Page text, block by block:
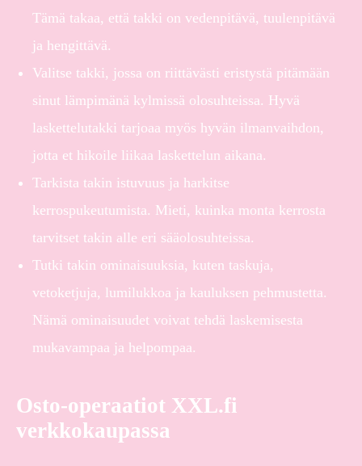
Tämä takaa, että takki on vedenpitävä, tuulenpitävä
ja hengittävä.
Valitse takki, jossa on riittävästi eristystä pitämään
sinut lämpimänä kylmissä olosuhteissa. Hyvä
laskettelutakki tarjoaa myös hyvän ilmanvaihdon,
jotta et hikoile liikaa laskettelun aikana.
Tarkista takin istuvuus ja harkitse
kerrospukeutumista. Mieti, kuinka monta kerrosta
tarvitset takin alle eri sääolosuhteissa.
Tutki takin ominaisuuksia, kuten taskuja,
vetoketjuja, lumilukkoa ja kauluksen pehmustetta.
Nämä ominaisuudet voivat tehdä laskemisesta
mukavampaa ja helpompaa.
Osto-operaatiot XXL.fi
verkkokaupassa